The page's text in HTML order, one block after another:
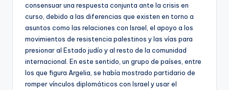
consensuar una respuesta conjunta ante la crisis en
curso, debido a las diferencias que existen en torno a
asuntos como las relaciones con Israel, el apoyo a los
movimientos de resistencia palestinos y las vías para
presionar al Estado judío y al resto de la comunidad
internacional. En este sentido, un grupo de países, entre
los que figura Argelia, se había mostrado partidario de
romper vínculos diplomáticos con Israel y usar el